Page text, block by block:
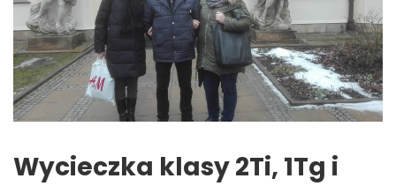
Wycieczka klasy 2Ti, 1Tg i